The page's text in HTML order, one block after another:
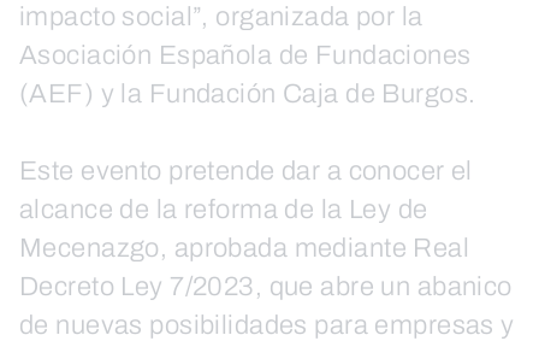
impacto social”, organizada por la
Asociación Española de Fundaciones
(AEF) y la Fundación Caja de Burgos.
Este evento pretende dar a conocer el
alcance de la reforma de la Ley de
Mecenazgo, aprobada mediante Real
Decreto Ley 7/2023, que abre un abanico
de nuevas posibilidades para empresas y